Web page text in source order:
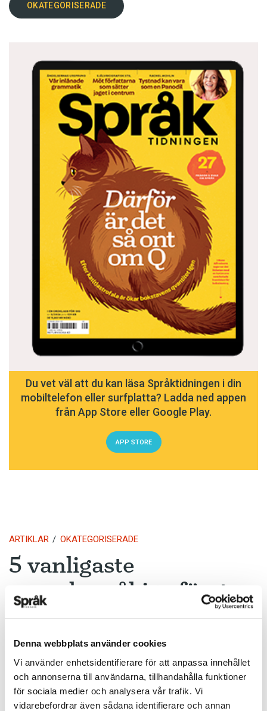
Denna webbplats använder cookies
Vi använder enhetsidentifierare för att anpassa innehållet
och annonserna till användarna, tillhandahålla funktioner
för sociala medier och analysera vår trafik. Vi
vidarebefordrar även sådana identifierare och annan
OKATEGORISERADE
Du vet väl att du kan läsa Språktidningen i din
mobiltelefon eller surfplatta? Ladda ned appen
från App Store eller Google Play.
APP STORE
ARTIKLAR OKATEGORISERADE
5 vanligaste
svenskspråkiga första
förnamnen för nyfödda
i Finland 2017
TEXT:
ANDERS SVENSSON
PUBLICERAD 2018-06-14